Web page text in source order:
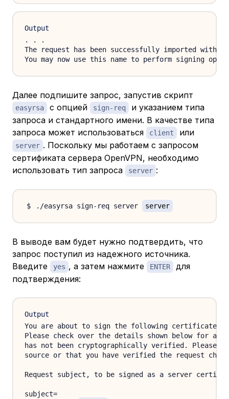
Output
. . .
The request has been successfully imported with
Далее подпишите запрос, запустив скрипт
easyrsa с опцией sign-req
и указанием типа
запроса и стандартного имени. В качестве типа
запроса может использоваться
client или
server . Поскольку мы работаем с запросом
сертификата сервера OpenVPN, необходимо
использовать тип запроса
server :
./easyrsa sign-req server server
В выводе вам будет нужно подтвердить, что
запрос поступил из надежного источника.
Введите
yes , а затем нажмите ENTER
для
подтверждения:
Output
You are about to sign the following certificate.
Please check over the details shown below for
has not been cryptographically verified. Please
source or that you have verified the request
Request subject, to be signed as a server
subject=